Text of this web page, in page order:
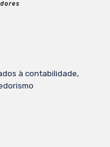
à contabilidade,